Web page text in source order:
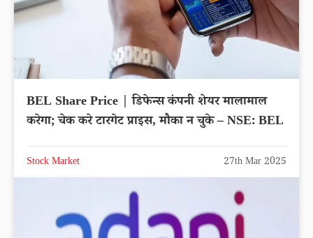
BEL Share Price | डिफेन्स कंपनी शेयर मालामाल
करेगा; चेक करे टारगेट प्राइस, मौका न चुके – NSE: BEL
Stock Market 27th Mar 2025